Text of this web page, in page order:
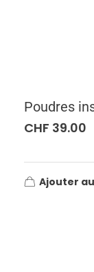
Poudres
CHF 39.00
Ajouter